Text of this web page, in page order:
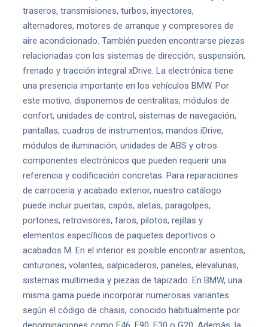
traseros, transmisiones, turbos, inyectores,
alternadores, motores de arranque y compresores de
aire acondicionado. También pueden encontrarse piezas
relacionadas con los sistemas de dirección, suspensión,
frenado y tracción integral xDrive. La electrónica tiene
una presencia importante en los vehículos BMW. Por
este motivo, disponemos de centralitas, módulos de
confort, unidades de control, sistemas de navegación,
pantallas, cuadros de instrumentos, mandos iDrive,
módulos de iluminación, unidades de ABS y otros
componentes electrónicos que pueden requerir una
referencia y codificación concretas. Para reparaciones
de carrocería y acabado exterior, nuestro catálogo
puede incluir puertas, capós, aletas, paragolpes,
portones, retrovisores, faros, pilotos, rejillas y
elementos específicos de paquetes deportivos o
acabados M. En el interior es posible encontrar asientos,
cinturones, volantes, salpicaderos, paneles, elevalunas,
sistemas multimedia y piezas de tapizado. En BMW, una
misma gama puede incorporar numerosas variantes
según el código de chasis, conocido habitualmente por